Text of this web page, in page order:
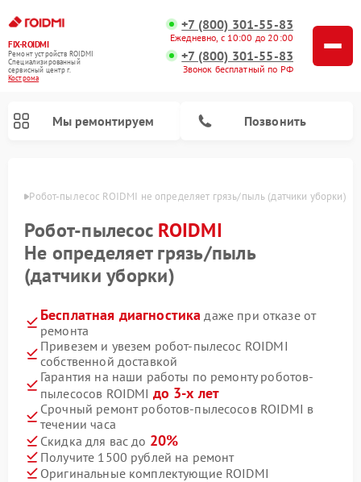
FIX-ROIDMI
Ремонт устройств ROIDMI
Специализированный
cервисный центр г.
Кострома
+7 (800) 301-55-83
Ежедневно, с 10:00 до 20:00
+7 (800) 301-55-83
Звонок бесплатный по РФ
Мы ремонтируем Позвонить
Робот-пылесос ROIDMI не определяет грязь/пыль (датчики уборки)
Робот-пылесос ROIDMI
Не определяет грязь/пыль
(датчики уборки)
Бесплатная диагностика даже при отказе от
ремонта
Привезем и увезем робот-пылесос ROIDMI
собственной доставкой
Гарантия на наши работы по ремонту роботов-
пылесосов ROIDMI до 3-х лет
Срочный ремонт роботов-пылесосов ROIDMI в
течении часа
Скидка для вас до 20%
Получите 1500 рублей на ремонт
Оригинальные комплектующие ROIDMI